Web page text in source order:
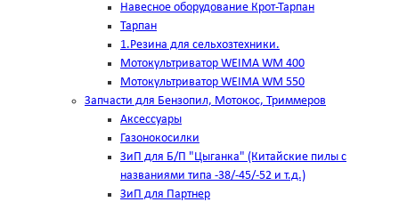
Навесное оборудование Крот-Тарпан
Тарпан
1.Резина для сельхозтехники.
Мотокультриватор WEIMA WM 400
Мотокультриватор WEIMA WM 550
Запчасти для Бензопил, Мотокос, Триммеров
Аксессуары
Газонокосилки
ЗиП для Б/П "Цыганка" (Китайские пилы с
названиями типа -38/-45/-52 и т.д.)
ЗиП для Партнер